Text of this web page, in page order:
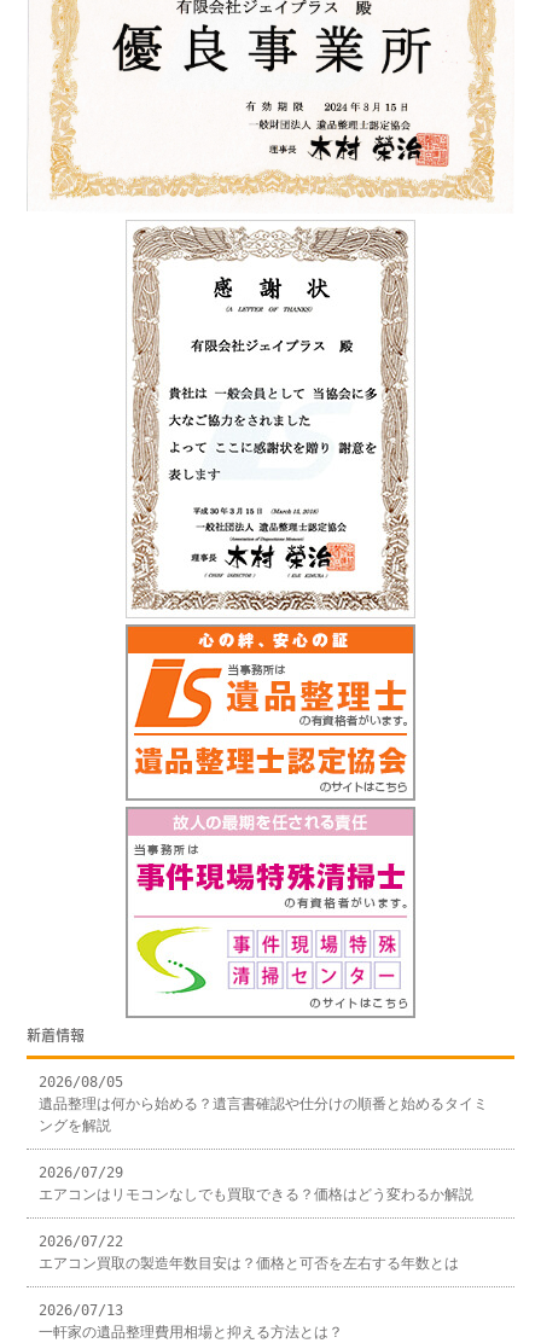
新着情報
2026/08/05
遺品整理は何から始める？遺言書確認や仕分けの順番と始めるタイミ
ングを解説
2026/07/29
エアコンはリモコンなしでも買取できる？価格はどう変わるか解説
2026/07/22
エアコン買取の製造年数目安は？価格と可否を左右する年数とは
2026/07/13
一軒家の遺品整理費用相場と抑える方法とは？